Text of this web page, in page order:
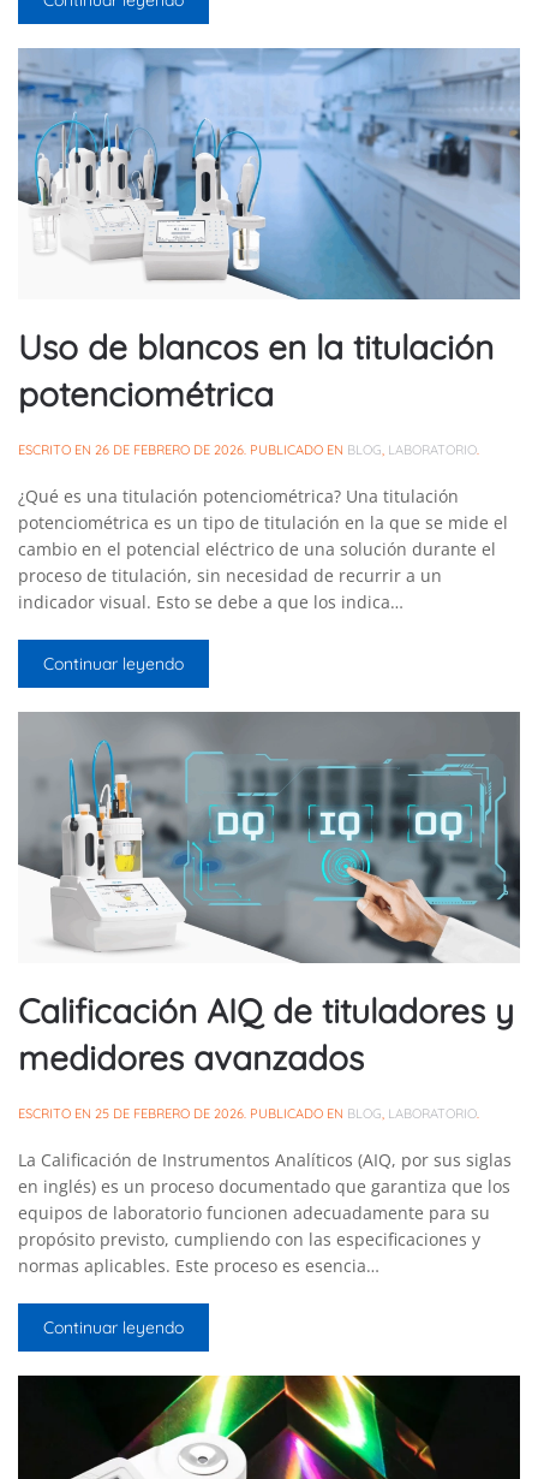
Uso de blancos en la titulación
potenciométrica
ESCRITO EN 26 DE FEBRERO DE 2026 . PUBLICADO EN BLOG LABORATORIO
¿Qué es una titulación potenciométrica? Una titulación
potenciométrica es un tipo de titulación en la que se mide el
cambio en el potencial eléctrico de una solución durante el
proceso de titulación, sin necesidad de recurrir a un
indicador visual. Esto se debe a que los indica…
Continuar leyendo
Calificación AIQ de tituladores y
medidores avanzados
ESCRITO EN 25 DE FEBRERO DE 2026 . PUBLICADO EN BLOG LABORATORIO
La Calificación de Instrumentos Analíticos (AIQ, por sus siglas
en inglés) es un proceso documentado que garantiza que los
equipos de laboratorio funcionen adecuadamente para su
propósito previsto, cumpliendo con las especificaciones y
normas aplicables. Este proceso es esencia…
Continuar leyendo